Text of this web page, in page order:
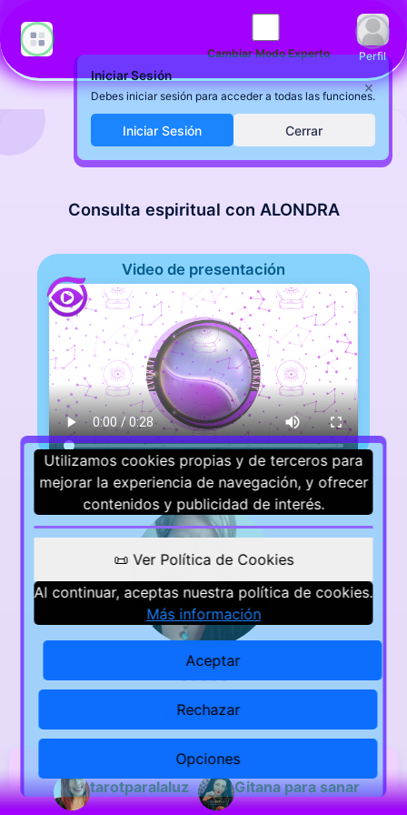
Cambiar Modo Experto Perfil
Iniciar Sesión
×
Debes iniciar sesión para acceder a todas las funciones.
Iniciar Sesión Cerrar
Consulta espiritual con ALONDRA
Video de presentación
⭐ ⭐ ⭐ ⭐ ⭐
ALONDRA
Valoraciones
tarotparalaluz
Gitana para sanar
Utilizamos cookies propias y de terceros para
mejorar la experiencia de navegación, y ofrecer
contenidos y publicidad de interés.
📜 Ver Política de Cookies
Al continuar, aceptas nuestra política de cookies.
Más información
Aceptar
Rechazar
Opciones